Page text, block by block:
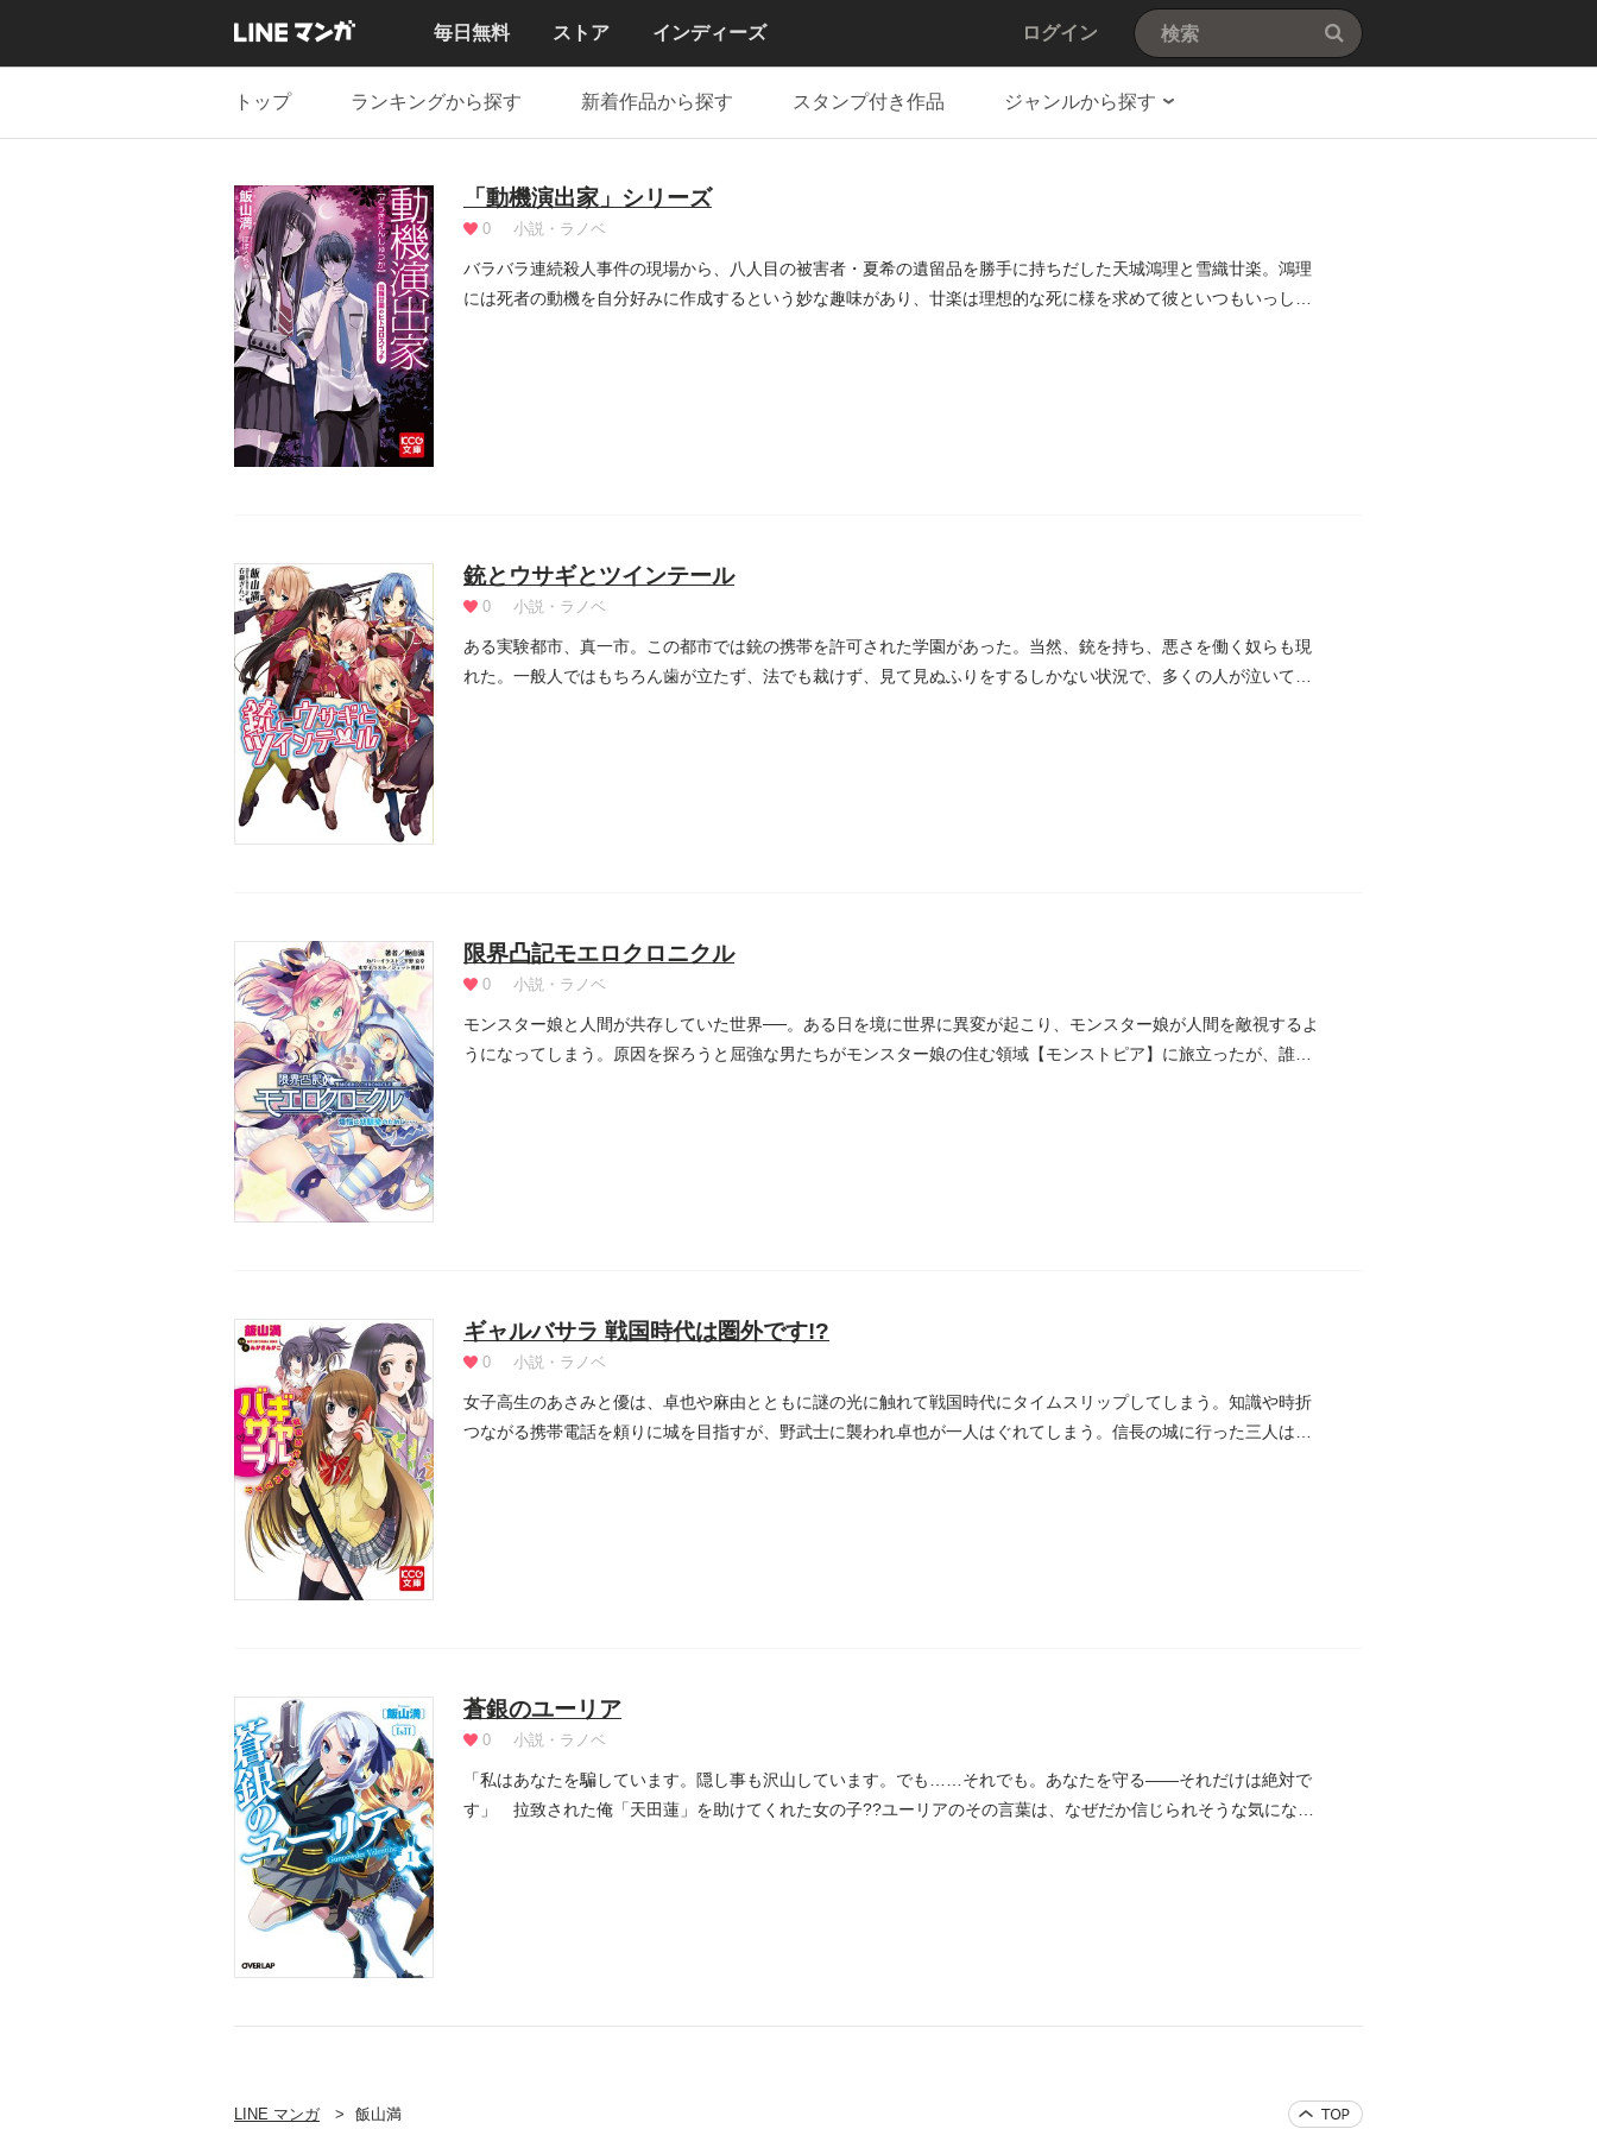
毎日無料 ストア インディーズ ログイン
トップ ランキングから探す 新着作品から探す スタンプ付き作品 ジャンルから探す
「動機演出家」シリーズ
0 小説・ラノベ
バラバラ連続殺人事件の現場から、八人目の被害者・夏希の遺留品を勝手に持ちだした天城鴻理と雪織廿楽。鴻理
には死者の動機を自分好みに作成するという妙な趣味があり、廿楽は理想的な死に様を求めて彼といつもいっしょ
銃とウサギとツインテール
0 小説・ラノベ
ある実験都市、真一市。この都市では銃の携帯を許可された学園があった。当然、銃を持ち、悪さを働く奴らも現
れた。一般人ではもちろん歯が立たず、法でも裁けず、見て見ぬふりをするしかない状況で、多くの人が泣いてい
限界凸記モエロクロニクル
0 小説・ラノベ
モンスター娘と人間が共存していた世界──。ある日を境に世界に異変が起こり、モンスター娘が人間を敵視するよ
うになってしまう。原因を探ろうと屈強な男たちがモンスター娘の住む領域【モンストピア】に旅立ったが、誰一
ギャルバサラ 戦国時代は圏外です!?
0 小説・ラノベ
女子高生のあさみと優は、卓也や麻由とともに謎の光に触れて戦国時代にタイムスリップしてしまう。知識や時折
つながる携帯電話を頼りに城を目指すが、野武士に襲われ卓也が一人はぐれてしまう。信長の城に行った三人は、
蒼銀のユーリア
0 小説・ラノベ
「私はあなたを騙しています。隠し事も沢山しています。でも……それでも。あなたを守る――それだけは絶対で
す」 拉致された俺「天田蓮」を助けてくれた女の子??ユーリアのその言葉は、なぜだか信じられそうな気になっ
LINE マンガ 飯山満